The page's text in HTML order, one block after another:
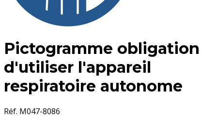
Pictogramme obligation
d'utiliser l'appareil
respiratoire autonome
Réf. M047-8086